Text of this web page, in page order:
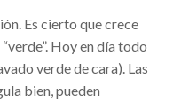
Es cierto que crece
Hoy en día todo
verde de cara). Las
bien, pueden